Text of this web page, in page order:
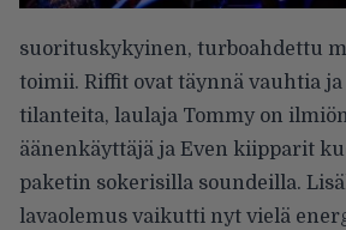
suorituskykyinen, turboahdettu
toimii. Riffit ovat täynnä vauhtia
tilanteita, laulaja Tommy on
äänenkäyttäjä ja Even kiipparit
paketin sokerisilla soundeilla.
lavaolemus vaikutti nyt vielä